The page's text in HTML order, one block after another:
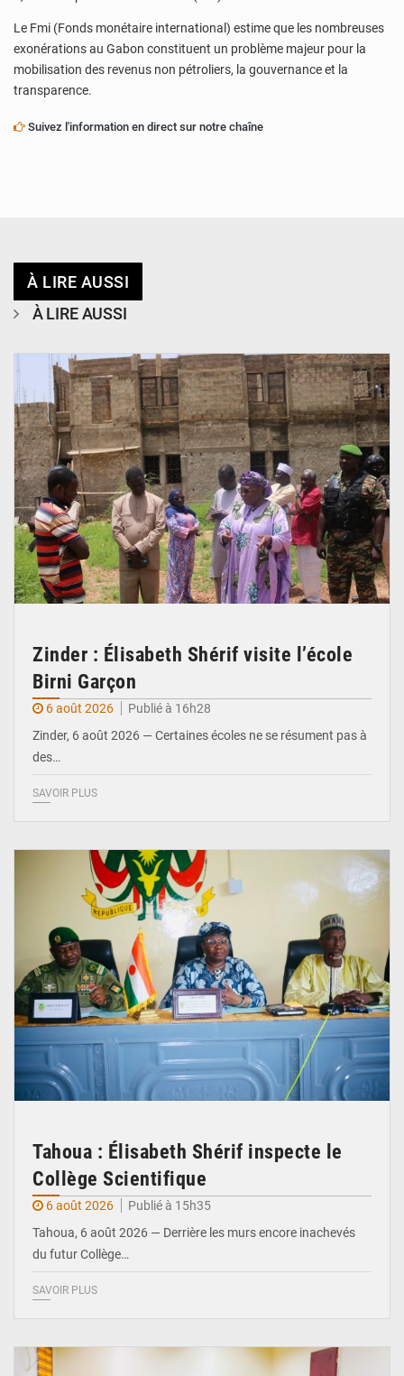
Le Fmi (Fonds monétaire international) estime que les nombreuses
exonérations au Gabon constituent un problème majeur pour la
mobilisation des revenus non pétroliers, la gouvernance et la
transparence.
Suivez l'information en direct sur notre chaîne
À LIRE AUSSI
À LIRE AUSSI
Zinder : Élisabeth Shérif visite l’école
Birni Garçon
6 août 2026
Publié à 16h28
Zinder, 6 août 2026 — Certaines écoles ne se résument pas à
des…
SAVOIR PLUS
Tahoua : Élisabeth Shérif inspecte le
Collège Scientifique
6 août 2026
Publié à 15h35
Tahoua, 6 août 2026 — Derrière les murs encore inachevés
du futur Collège…
SAVOIR PLUS